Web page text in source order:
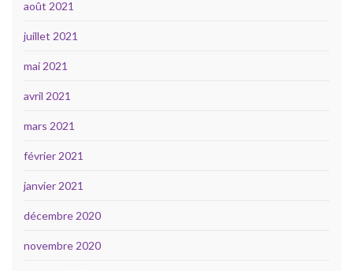
août 2021
juillet 2021
mai 2021
avril 2021
mars 2021
février 2021
janvier 2021
décembre 2020
novembre 2020